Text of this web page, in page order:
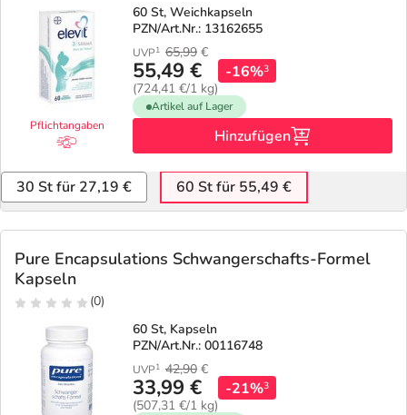
Pflichtangaben
60 St, Weichkapseln
PZN/Art.Nr.: 13162655
UVP1 65,99 €
55,49 €
(724,41 €/1 kg)
-16%3
Artikel auf Lager
Hinzufügen
30 St für 27,19 € 60 St für 55,49 €
Pure Encapsulations Schwangerschafts-Formel
Kapseln
(0)
60 St, Kapseln
PZN/Art.Nr.: 00116748
UVP1 42,90 €
33,99 €
(507,31 €/1 kg)
-21%3